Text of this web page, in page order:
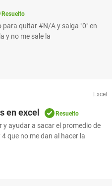
Resuelto
quitar #N/A y salga "0" en
y no me sale la
Excel
en excel Resuelto
y ayudar a sacar el promedio de
que no me dan al hacer la